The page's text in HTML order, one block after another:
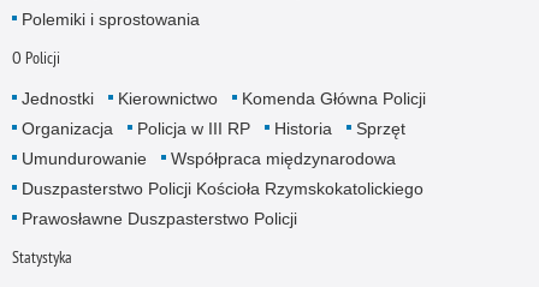
Polemiki i sprostowania
O Policji
Jednostki Kierownictwo
Komenda Główna Policji
Organizacja
Policja w III RP Historia
Sprzęt
Umundurowanie
Współpraca międzynarodowa
Duszpasterstwo Policji Kościoła Rzymskokatolickiego
Prawosławne Duszpasterstwo Policji
Statystyka